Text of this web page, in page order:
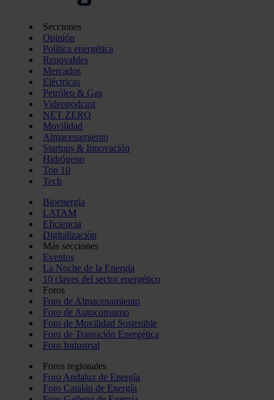
Secciones
Opinión
Política energética
Renovables
Mercados
Eléctricas
Petróleo & Gas
Videopodcast
NET ZERO
Movilidad
Almacenamiento
Startups & Innovación
Hidrógeno
Top 10
Tech
Bioenergía
LATAM
Eficiencia
Digitalización
Más secciones
Eventos
La Noche de la Energía
10 claves del sector energético
Foros
Foro de Almacenamiento
Foro de Autoconsumo
Foro de Movilidad Sostenible
Foro de Transición Energética
Foro Industrial
Foros regionales
Foro Andaluz de Energía
Foro Catalán de Energía